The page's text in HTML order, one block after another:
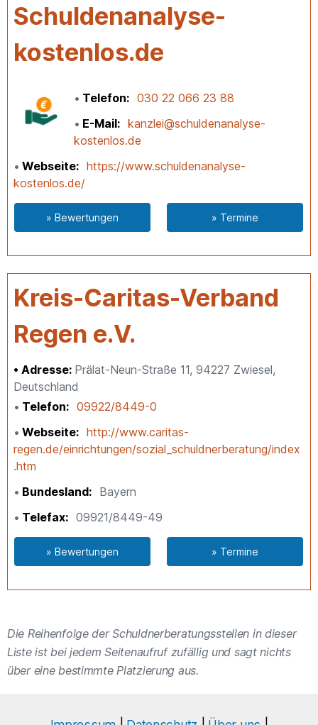
Schuldenanalyse-
kostenlos.de
Telefon
030 22 066 23 88
E-Mail
kanzlei@schuldenanalyse-
kostenlos.de
Webseite
https://www.schuldenanalyse-
kostenlos.de/
» Bewertungen » Termine
Kreis-Caritas-Verband
Regen e.V.
Adresse: Prälat-Neun-Straße 11, 94227 Zwiesel,
Deutschland
Telefon
09922/8449-0
Webseite
http://www.caritas-
regen.de/einrichtungen/sozial_schuldnerberatung/index
.htm
Bundesland
Bayern
Telefax
09921/8449-49
» Bewertungen » Termine
Die Reihenfolge der Schuldnerberatungsstellen in dieser
Liste ist bei jedem Seitenaufruf zufällig und sagt nichts
über eine bestimmte Platzierung aus.